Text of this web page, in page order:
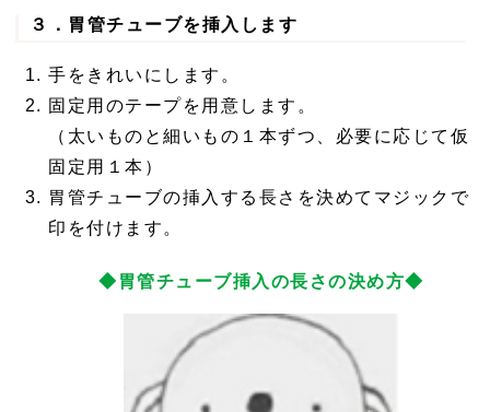
３．胃管チューブを挿入します
手をきれいにします。
固定用のテープを用意します。
（太いものと細いもの１本ずつ、必要に応じて仮
固定用１本）
胃管チューブの挿入する長さを決めてマジックで
印を付けます。
◆胃管チューブ挿入の長さの決め方◆